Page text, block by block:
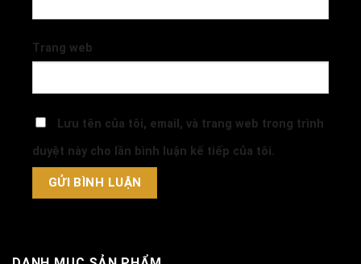
Trang web
Lưu tên của tôi, email, và trang web trong trình
duyệt này cho lần bình luận kế tiếp của tôi.